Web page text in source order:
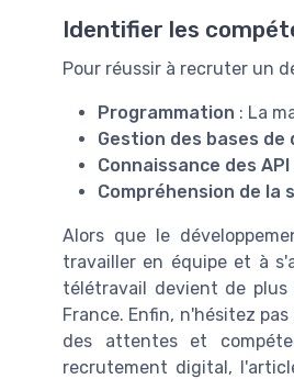
Identifier les
Pour réussir à recruter un
Programmation : La
Gestion des bases de
Connaissance des API
Compréhension de la
Alors que le
travailler en équipe et à
télétravail devient de plus
France. Enfin, n'hésitez
des attentes et
recrutement digital,